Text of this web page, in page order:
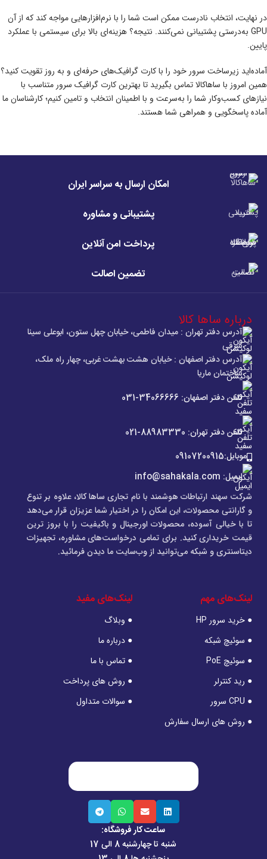
در نهایت، انتخاب نادرست ممکن است شما را با نرم‌افزارهایی مواجه کند که از آن
GPU به‌درستی پشتیبانی نمی‌کنند. نتیجه؟ هزینه‌ای بالا برای سیستمی با عملکرد
پایین.
آماده‌اید زیرساخت سرور خود را با کارت گرافیک‌های حرفه‌ای و به ‌روز تقویت کنید؟
همین امروز با ساهاکالا تماس بگیرید تا بهترین کارت گرافیک سرور متناسب با
نیازهای کسب‌وکار شما را به‌سرعت و با اطمینان انتخاب و تامین کنیم؛ کارشناسان ما
آماده پاسخگویی و همراهی شما هستند.
امکان ارسال به سراسر ایران
پشتیبانی و مشاوره
پرداخت امن آنلاین
تضمین اصالت
درباره ساها کالا
آدرس دفتر تهران : میدان فاطمی، خیابان چهل ستون، ابوعلی سینا
شرقی
آدرس دفتر اصفهان : خیابان هشت بهشت غربی، چهار راه ملک،
ساختمان ماریا
تلفن دفتر اصفهان: 34066666-031
تلفن دفتر تهران: 88983330-021
موبایل:09107200915
ایمیل: info@sahakala.com
شرکت سهند ارتباطات هوشمند با نام تجاری ساها کالا، علاوه‌ بر تنوع
و گارانتی محصولات، این امکان را در اختیار شما عزیزان قرار می‌دهد
تا با خیالی آسوده، محصولات اورجینال و باکیفیت را با بروز ترین
قیمت خریداری کنید. برای تمامی درخواست‌های مشاوره، تجهیزات
دیتاسنتری و شبکه می‌توانید از وب‌سایت ما دیدن فرمائید.
لینک‌های مهم
● خرید سرور HP
● سوئیچ شبکه
● سوئیچ PoE
● رید کنترلر
● CPU سرور
● روش های ارسال سفارش
لینک‌های مفید
● وبلاگ
● درباره ما
● تماس با ما
● روش های پرداخت
● سوالات متداول
ساعت کار فروشگاه:
شنبه تا چهارشنبه 8 الی 17